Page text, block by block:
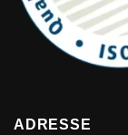
ADRESSE